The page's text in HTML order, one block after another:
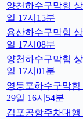
양천하수구막힘
일 17시15분
용산하수구막힘
일 17시08분
양천하수구막힘
일 17시01분
영등포하수구막힘
29일 16시54분
김포공항주차대행